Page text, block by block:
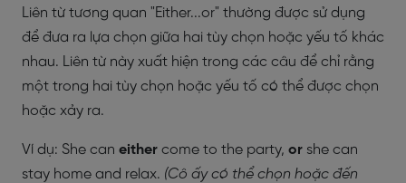
Liên từ tương quan "Either...or" thường được sử dụng
để đưa ra lựa chọn giữa hai tùy chọn hoặc yếu tố khác
nhau. Liên từ này xuất hiện trong các câu để chỉ rằng
một trong hai tùy chọn hoặc yếu tố có thể được chọn
hoặc xảy ra.
Ví dụ: She can either come to the party, or she can
stay home and relax. (Cô ấy có thể chọn hoặc đến